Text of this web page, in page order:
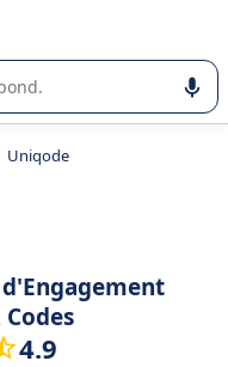
ou la sélection de
Uniqode
4.9